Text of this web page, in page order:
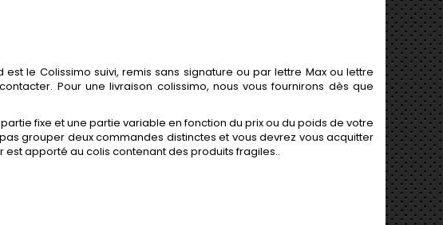
le Colissimo suivi, remis sans signature ou par lettre Max ou lettre
Pour une livraison colissimo, nous vous fournirons dès que
fixe et une partie variable en fonction du prix ou du poids de votre
grouper deux commandes distinctes et vous devrez vous acquitter
apporté au colis contenant des produits fragiles..